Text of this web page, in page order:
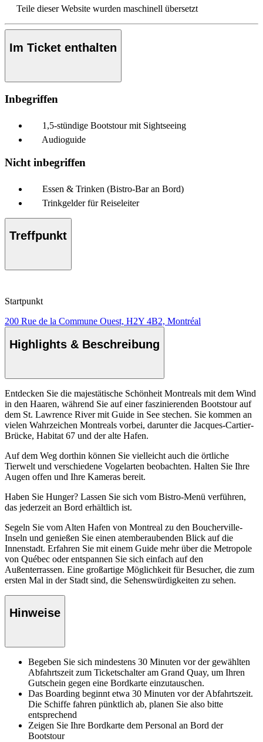
Teile dieser Website wurden maschinell übersetzt
Im Ticket enthalten
Inbegriffen
1,5-stündige Bootstour mit Sightseeing
Audioguide
Nicht inbegriffen
Essen & Trinken (Bistro-Bar an Bord)
Trinkgelder für Reiseleiter
Treffpunkt
Startpunkt
200 Rue de la Commune Ouest, H2Y 4B2, Montréal
Highlights & Beschreibung
Entdecken Sie die majestätische Schönheit Montreals mit dem Wind
in den Haaren, während Sie auf einer faszinierenden Bootstour auf
dem St. Lawrence River mit Guide in See stechen. Sie kommen an
vielen Wahrzeichen Montreals vorbei, darunter die Jacques-Cartier-
Brücke, Habitat 67 und der alte Hafen.
Auf dem Weg dorthin können Sie vielleicht auch die örtliche
Tierwelt und verschiedene Vogelarten beobachten. Halten Sie Ihre
Augen offen und Ihre Kameras bereit.
Haben Sie Hunger? Lassen Sie sich vom Bistro-Menü verführen,
das jederzeit an Bord erhältlich ist.
Segeln Sie vom Alten Hafen von Montreal zu den Boucherville-
Inseln und genießen Sie einen atemberaubenden Blick auf die
Innenstadt. Erfahren Sie mit einem Guide mehr über die Metropole
von Québec oder entspannen Sie sich einfach auf den
Außenterrassen. Eine großartige Möglichkeit für Besucher, die zum
ersten Mal in der Stadt sind, die Sehenswürdigkeiten zu sehen.
Hinweise
Begeben Sie sich mindestens 30 Minuten vor der gewählten
Abfahrtszeit zum Ticketschalter am Grand Quay, um Ihren
Gutschein gegen eine Bordkarte einzutauschen.
Das Boarding beginnt etwa 30 Minuten vor der Abfahrtszeit.
Die Schiffe fahren pünktlich ab, planen Sie also bitte
entsprechend
Zeigen Sie Ihre Bordkarte dem Personal an Bord der
Bootstour